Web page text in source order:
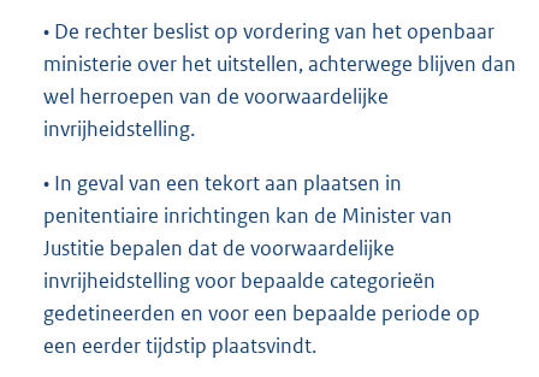
• De rechter beslist op vordering van het openbaar
ministerie over het uitstellen, achterwege blijven dan
wel herroepen van de voorwaardelijke
invrijheidstelling.
• In geval van een tekort aan plaatsen in
penitentiaire inrichtingen kan de Minister van
Justitie bepalen dat de voorwaardelijke
invrijheidstelling voor bepaalde categorieën
gedetineerden en voor een bepaalde periode op
een eerder tijdstip plaatsvindt.